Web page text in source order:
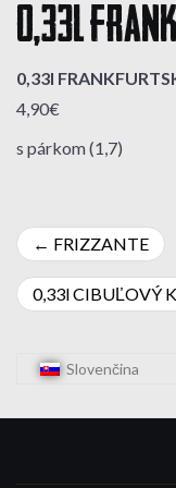
0,33l
0,33l
4,90€
s párkom (1,7)
Navigácia
v
FRIZZANTE
0,33l CIBUĽOVÝ
Slovenčina